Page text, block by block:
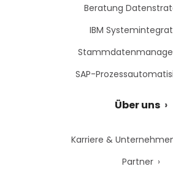
Beratung
IBM
SAP-
Über uns
Karriere &
Partner